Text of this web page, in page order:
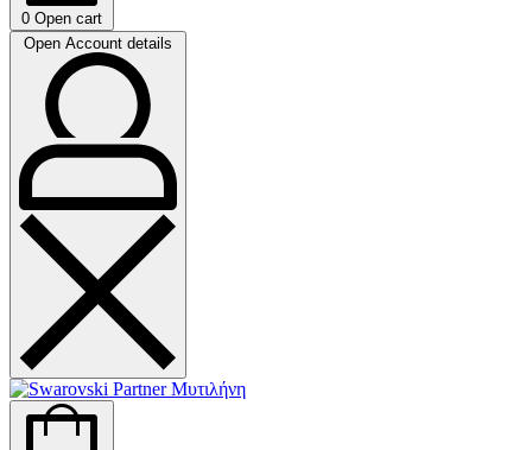
0 Open cart
Open Account details